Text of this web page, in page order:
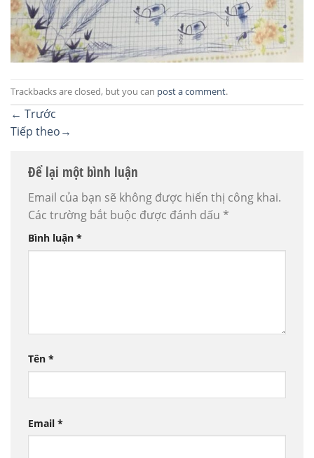
Trackbacks are closed, but you can post a comment.
← Trước
Tiếp theo→
Để lại một bình luận
Email của bạn sẽ không được hiển thị công khai.
Các trường bắt buộc được đánh dấu *
Bình luận *
Tên *
Email *